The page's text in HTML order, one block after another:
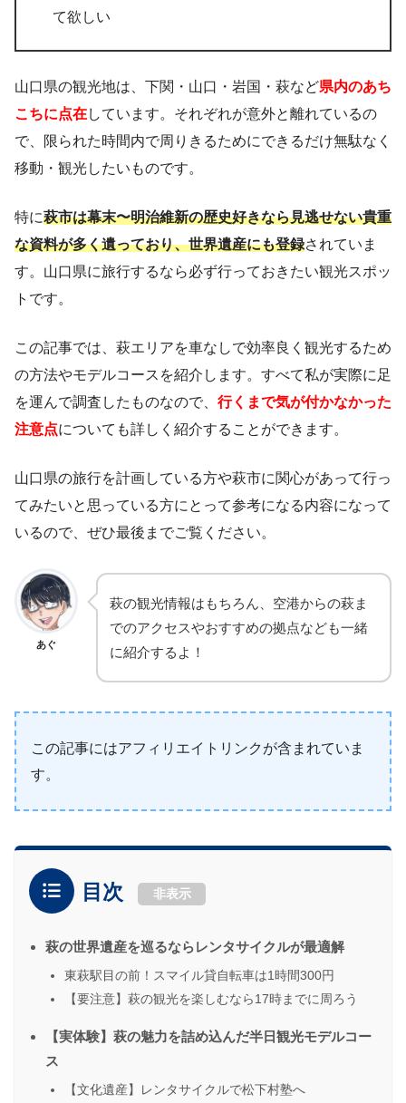
て欲しい
山口県の観光地は、下関・山口・岩国・萩など県内のあち
こちに点在しています。それぞれが意外と離れているの
で、限られた時間内で周りきるためにできるだけ無駄なく
移動・観光したいものです。
特に萩市は幕末〜明治維新の歴史好きなら見逃せない貴重
な資料が多く遺っており、世界遺産にも登録されていま
す。山口県に旅行するなら必ず行っておきたい観光スポッ
トです。
この記事では、萩エリアを車なしで効率良く観光するため
の方法やモデルコースを紹介します。すべて私が実際に足
を運んで調査したものなので、 行くまで気が付かなかった
注意点についても詳しく紹介することができます。
山口県の旅行を計画している方や萩市に関心があって行っ
てみたいと思っている方にとって参考になる内容になって
いるので、ぜひ最後までご覧ください。
あぐ
萩の観光情報はもちろん、空港からの萩ま
でのアクセスやおすすめの拠点なども一緒
に紹介するよ！
この記事にはアフィリエイトリンクが含まれていま
す。
目次 非表示
萩の世界遺産を巡るならレンタサイクルが最適解
東萩駅目の前！スマイル貸自転車は1時間300円
【要注意】萩の観光を楽しむなら17時までに周ろう
【実体験】萩の魅力を詰め込んだ半日観光モデルコー
ス
【文化遺産】レンタサイクルで松下村塾へ